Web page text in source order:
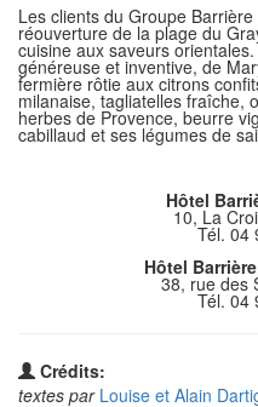
Les clients du Groupe
réouverture de la plage du
cuisine aux saveurs
généreuse et inventive, de
fermière rôtie aux citrons
milanaise, tagliatelles fraîche,
herbes de Provence, beurre
cabillaud et ses légumes de
Hôtel
10, La
Tél. 04
Hôtel
38, rue des
Tél. 04
Crédits:
textes par Louise et Alain